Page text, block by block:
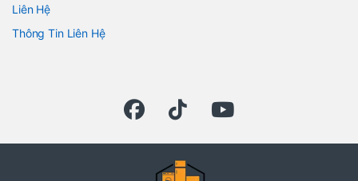
Liên Hệ
Thông Tin Liên Hệ